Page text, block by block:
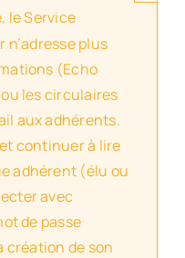
le Service
plus
(Echo
les circulaires
aux adhérents.
continuer à lire
adhérent (élu ou
avec
de passe
création de son